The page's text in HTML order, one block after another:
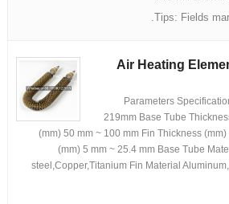
Tips: Fields
.
Air Heating
Parameters
219mm ‌Base Tube
(mm) 50mm ~ 100mm ‌Fin Thickness (mm)
(mm) 5mm ~ 25.4mm ‌Base Tube
steel,Copper,Titanium ‌Fin Material‌ Aluminum,